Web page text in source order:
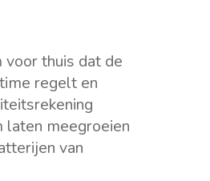
thuis dat de
regelt en
laten meegroeien
van